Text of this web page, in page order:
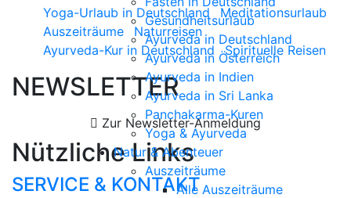
Gesundheitsurlaub
Ayurveda in Deutschland
Ayurveda in Österreich
Ayurveda in Indien
Ayurveda in Sri Lanka
Panchakarma-Kuren
Yoga & Ayurveda
Natur & Abenteuer
Auszeiträume
Alle Auszeiträume
Yoga-Urlaub in Deutschland
Meditationsurlaub
Auszeiträume
Naturreisen
Ayurveda-Kur in Deutschland
Spirituelle Reisen
NEWSLETTER
Zur Newsletter-Anmeldung
Nützliche Links
SERVICE & KONTAKT